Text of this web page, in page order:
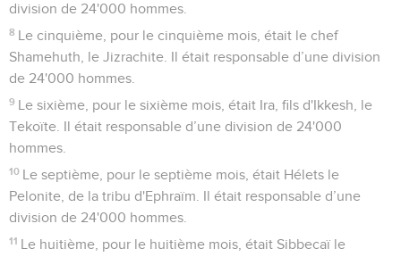
division de 24'000 hommes.
8 Le cinquième, pour le cinquième mois, était le chef
Shamehuth, le Jizrachite. Il était responsable d’une division
de 24'000 hommes.
9 Le sixième, pour le sixième mois, était Ira, fils d'Ikkesh, le
Tekoïte. Il était responsable d’une division de 24'000
hommes.
10 Le septième, pour le septième mois, était Hélets le
Pelonite, de la tribu d'Ephraïm. Il était responsable d’une
division de 24'000 hommes.
11 Le huitième, pour le huitième mois, était Sibbecaï le